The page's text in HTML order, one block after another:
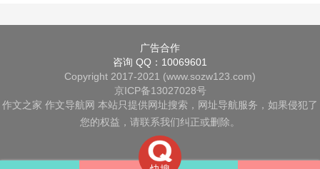
广告合作
咨询 QQ：10069601
Copyright 2017-2021 (www.sozw123.com)
京ICP备13027028号
作文之家 作文导航网 本站只提供网址搜索，网址导航服务，如果侵犯了
您的权益，请联系我们纠正或删除。